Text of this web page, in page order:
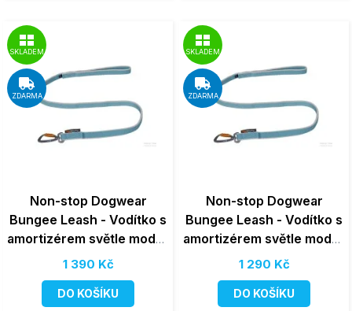
SKLADEM
ZDARMA
Non-stop Dogwear
Bungee Leash - Vodítko s
amortizérem světle modré
2,8m
1 390 Kč
DO KOŠÍKU
SKLADEM
ZDARMA
Non-stop Dogwear
Bungee Leash - Vodítko s
amortizérem světle modré
2m
1 290 Kč
DO KOŠÍKU